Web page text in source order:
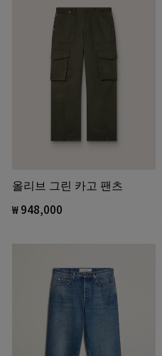
올리브 그린 카고 팬츠
₩ 948,000